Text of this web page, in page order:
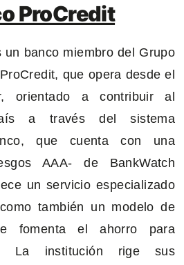
ProCredit
un banco miembro del Grupo
que opera desde el
orientado a contribuir al
a través del sistema
que cuenta con una
AAA- de BankWatch
un servicio especializado
también un modelo de
fomenta el ahorro para
La institución rige sus